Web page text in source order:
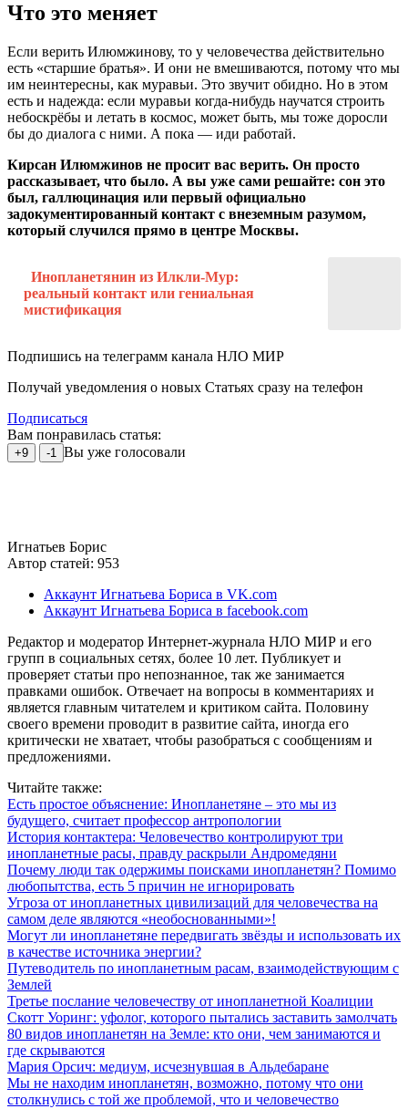
Что это меняет
Если верить Илюмжинову, то у человечества действительно
есть «старшие братья». И они не вмешиваются, потому что мы
им неинтересны, как муравьи. Это звучит обидно. Но в этом
есть и надежда: если муравьи когда-нибудь научатся строить
небоскрёбы и летать в космос, может быть, мы тоже доросли
бы до диалога с ними. А пока — иди работай.
Кирсан Илюмжинов не просит вас верить. Он просто
рассказывает, что было. А вы уже сами решайте: сон это
был, галлюцинация или первый официально
задокументированный контакт с внеземным разумом,
который случился прямо в центре Москвы.
Инопланетянин из Илкли-Мур:
реальный контакт или гениальная
мистификация
Подпишись на телеграмм канала НЛО МИР
Получай уведомления о новых Статьях сразу на телефон
Подписаться
Вам понравилась статья:
+9 -1 Вы уже голосовали
Игнатьев Борис
Автор статей: 953
Аккаунт Игнатьева Бориса в VK.com
Аккаунт Игнатьева Бориса в facebook.com
Редактор и модератор Интернет-журнала НЛО МИР и его
групп в социальных сетях, более 10 лет. Публикует и
проверяет статьи про непознанное, так же занимается
правками ошибок. Отвечает на вопросы в комментариях и
является главным читателем и критиком сайта. Половину
своего времени проводит в развитие сайта, иногда его
критически не хватает, чтобы разобраться с сообщениям и
предложениями.
Читайте также:
Есть простое объяснение: Инопланетяне – это мы из
будущего, считает профессор антропологии
История контактера: Человечество контролируют три
инопланетные расы, правду раскрыли Андромедяни
Почему люди так одержимы поисками инопланетян? Помимо
любопытства, есть 5 причин не игнорировать
Угроза от инопланетных цивилизаций для человечества на
самом деле являются «необоснованными»!
Могут ли инопланетяне передвигать звёзды и использовать их
в качестве источника энергии?
Путеводитель по инопланетным расам, взаимодействующим с
Землей
Третье послание человечеству от инопланетной Коалиции
Скотт Уоринг: уфолог, которого пытались заставить замолчать
80 видов инопланетян на Земле: кто они, чем занимаются и
где скрываются
Мария Орсич: медиум, исчезнувшая в Альдебаране
Мы не находим инопланетян, возможно, потому что они
столкнулись с той же проблемой, что и человечество